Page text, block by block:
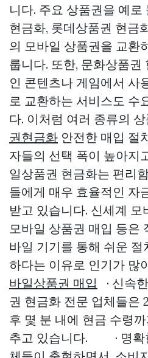
니다. 주요 상품권을 예로
현금화, 롯데상품권 현금
의 모바일 상품권을 교환
룹니다. 또한, 문화상품
인 콘텐츠나 게임에서 사
로 교환하는 서비스도 수
다. 이처럼 여러 종류의
권현금화 안전한 매입 절
자들의 선택 폭이 높아지
일상품권 현금화는 편리
들에게 매우 효율적인 자
받고 있습니다. 신세계 모
모바일 상품권 매입 등은
바일 기기를 통해 쉬운
하다는 이유로 인기가
바일상품권 매입
· 신속
권 현금화 전문 업체들은
후 몇 분 내에 현금 수령
추고 있습니다. · 명확